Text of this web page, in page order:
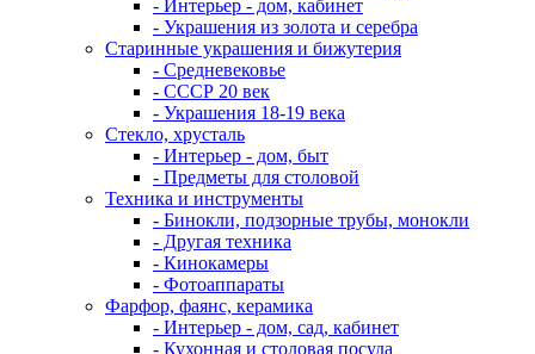
- Интерьер - дом, кабинет
- Украшения из золота и серебра
Старинные украшения и бижутерия
- Средневековье
- СССР 20 век
- Украшения 18-19 века
Стекло, хрусталь
- Интерьер - дом, быт
- Предметы для столовой
Техника и инструменты
- Бинокли, подзорные трубы, монокли
- Другая техника
- Кинокамеры
- Фотоаппараты
Фарфор, фаянс, керамика
- Интерьер - дом, сад, кабинет
- Кухонная и столовая посуда